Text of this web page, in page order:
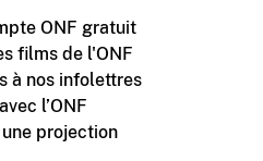
ONF gratuit
films de l'ONF
à nos infolettres
l’ONF
projection